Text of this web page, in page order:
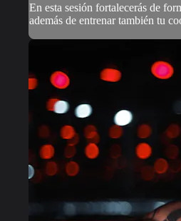
En esta sesión fortalecerás de
además de entrenar también tu